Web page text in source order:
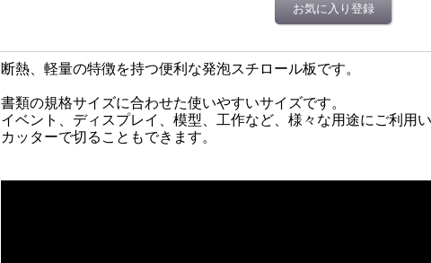
お気に入り登録
断熱、軽量の特徴を持つ便利な発泡スチロール板です。
書類の規格サイズに合わせた使いやすいサイズです。
イベント、ディスプレイ、模型、工作など、様々な用途にご利用い
カッターで切ることもできます。